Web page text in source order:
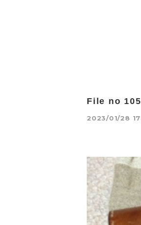
File no 105
2023/01/28